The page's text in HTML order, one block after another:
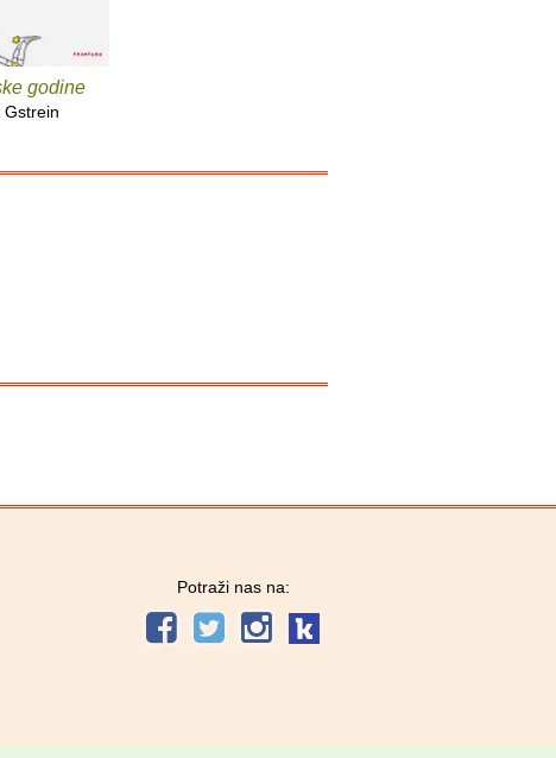
godine
Gstrein
Potraži nas na: